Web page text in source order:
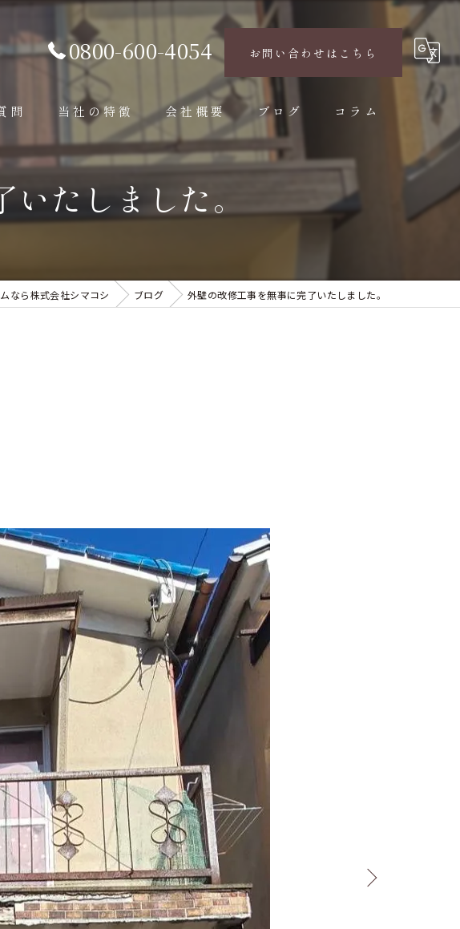
0800-600-4054 お問い合わせはこちら
問 当社の特徴
外壁
水回り
会社概要 ブログ コラム
たしました。
なら株式会社シマコシ ブログ 外壁の改修工事を無事に完了いたしました。